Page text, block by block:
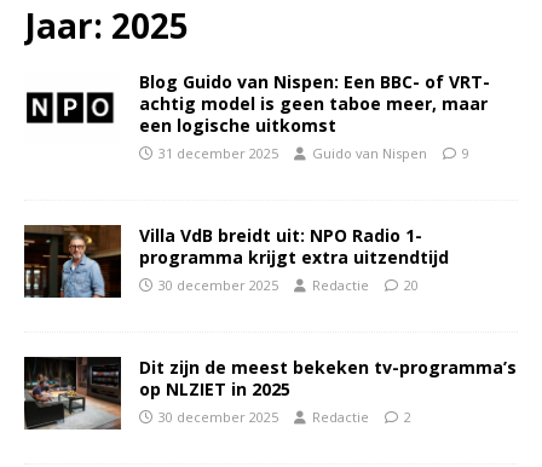
Jaar: 2025
Blog Guido van Nispen: Een BBC- of VRT-
achtig model is geen taboe meer, maar
een logische uitkomst
31 december 2025 Guido van Nispen 9
Villa VdB breidt uit: NPO Radio 1-
programma krijgt extra uitzendtijd
30 december 2025 Redactie 20
Dit zijn de meest bekeken tv-programma’s
op NLZIET in 2025
30 december 2025 Redactie 2